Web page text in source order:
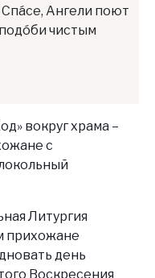
Ангели поют
чистым
вокруг храма –
с
Литургия
прихожане
день
Воскресения